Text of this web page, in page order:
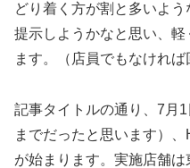
どり着く方が割と多いよ
提示しようかなと思い、
ます。（店員でもなければ
記事タイトルの通り、7月
までだったと思います）
が始まります。実施店舗